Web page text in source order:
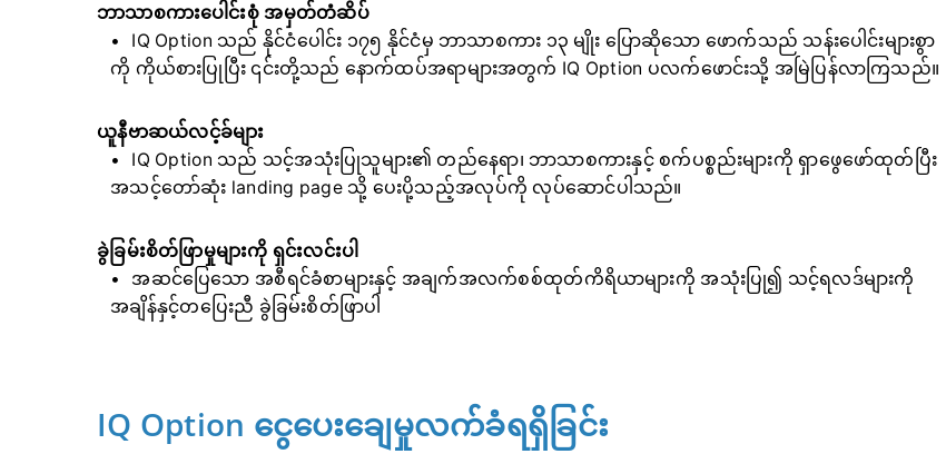
ဘာသာစကားပေါင်းစုံ အမှတ်တံဆိပ်
IQ Option သည် နိုင်ငံပေါင်း ၁၇၅ နိုင်ငံမှ ဘာသာစကား ၁၃ မျိုး ပြောဆိုသော ဖောက်သည် သန်းပေါင်းများစွာ
ကို ကိုယ်စားပြုပြီး ၎င်းတို့သည် နောက်ထပ်အရာများအတွက် IQ Option ပလက်ဖောင်းသို့ အမြဲပြန်လာကြသည်။
ယူနီဗာဆယ်လင့်ခ်များ
IQ Option သည် သင့်အသုံးပြုသူများ၏ တည်နေရာ၊ ဘာသာစကားနှင့် စက်ပစ္စည်းများကို ရှာဖွေဖော်ထုတ်ပြီး
အသင့်တော်ဆုံး landing page သို့ ပေးပို့သည့်အလုပ်ကို လုပ်ဆောင်ပါသည်။
ခွဲခြမ်းစိတ်ဖြာမှုများကို ရှင်းလင်းပါ
အဆင်ပြေသော အစီရင်ခံစာများနှင့် အချက်အလက်စစ်ထုတ်ကိရိယာများကို အသုံးပြု၍ သင့်ရလဒ်များကို
အချိန်နှင့်တပြေးညီ ခွဲခြမ်းစိတ်ဖြာပါ
IQ Option ငွေပေးချေမှုလက်ခံရရှိခြင်း